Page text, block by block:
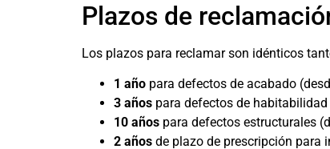
Plazos de
Los plazos para reclamar son idénticos
1 año para defectos de acabado
3 años para defectos de
10 años para defectos estructurales
2 años de plazo de prescripción para